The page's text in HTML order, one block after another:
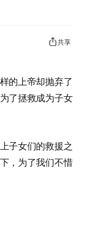
共享
的上帝却抛弃了
了拯救成为子女
子女们的救援之
，为了我们不惜